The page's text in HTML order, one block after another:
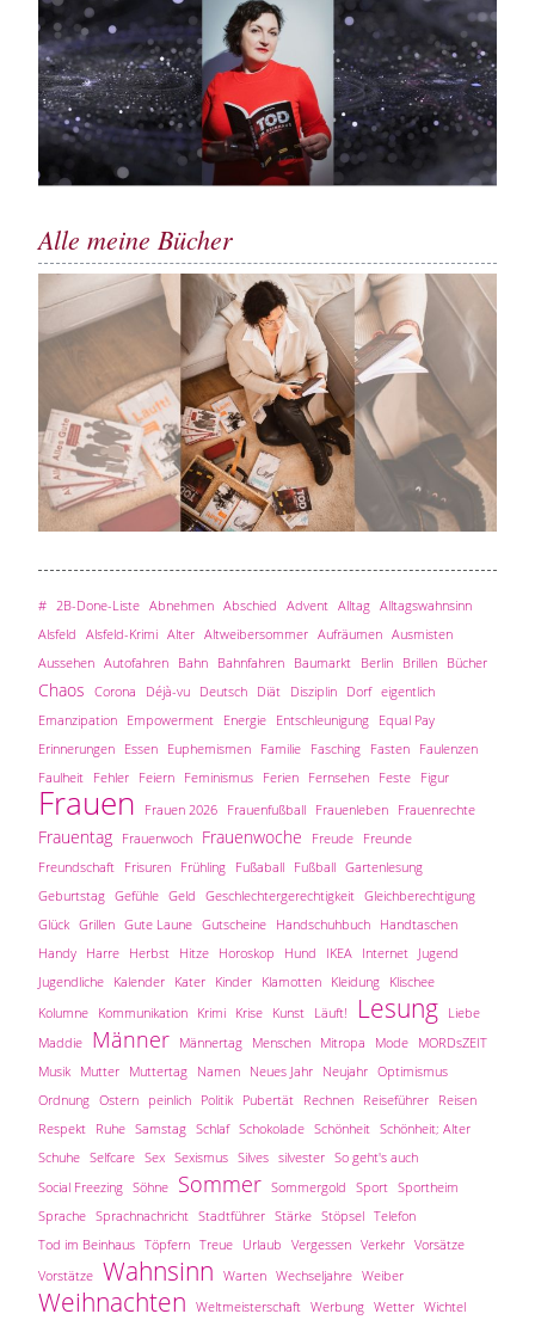
Alle meine Bücher
# 2B-Done-Liste Abnehmen Abschied Advent Alltag Alltagswahnsinn
Alsfeld Alsfeld-Krimi Alter Altweibersommer Aufräumen Ausmisten
Aussehen Autofahren Bahn Bahnfahren Baumarkt Berlin Brillen Bücher
Chaos Corona Déjà-vu Deutsch Diät Disziplin Dorf eigentlich
Emanzipation Empowerment Energie Entschleunigung Equal Pay
Erinnerungen Essen Euphemismen Familie Fasching Fasten Faulenzen
Faulheit Fehler Feiern Feminismus Ferien Fernsehen Feste Figur
Frauen Frauen 2026 Frauenfußball Frauenleben Frauenrechte
Frauentag Frauenwoch Frauenwoche Freude Freunde
Freundschaft Frisuren Frühling Fußaball Fußball Gartenlesung
Geburtstag Gefühle Geld Geschlechtergerechtigkeit Gleichberechtigung
Glück Grillen Gute Laune Gutscheine Handschuhbuch Handtaschen
Handy Harre Herbst Hitze Horoskop Hund IKEA Internet Jugend
Jugendliche Kalender Kater Kinder Klamotten Kleidung Klischee
Kolumne Kommunikation Krimi Krise Kunst Läuft! Lesung Liebe
Maddie Männer Männertag Menschen Mitropa Mode MORDsZEIT
Musik Mutter Muttertag Namen Neues Jahr Neujahr Optimismus
Ordnung Ostern peinlich Politik Pubertät Rechnen Reiseführer Reisen
Respekt Ruhe Samstag Schlaf Schokolade Schönheit Schönheit; Alter
Schuhe Selfcare Sex Sexismus Silves silvester So geht's auch
Social Freezing Söhne Sommer Sommergold Sport Sportheim
Sprache Sprachnachricht Stadtführer Stärke Stöpsel Telefon
Tod im Beinhaus Töpfern Treue Urlaub Vergessen Verkehr Vorsätze
Vorstätze Wahnsinn Warten Wechseljahre Weiber
Weihnachten Weltmeisterschaft Werbung Wetter Wichtel